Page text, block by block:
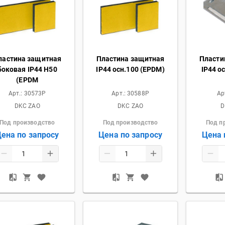
защитная
IP44 H50
(EPDM
Арт.: 30573P
DKC ZAO
Под производство
по запросу
Пластина защитная
IP44 осн.100 (EPDM)
Арт.:30588P
DKC ZAO
Под производство
Цена по запросу
IP44
Под
Цена